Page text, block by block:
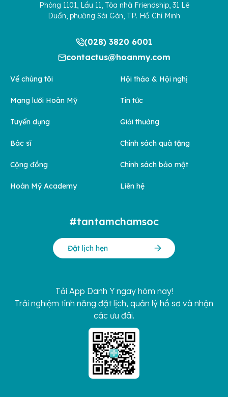
Phòng 1101, Lầu 11, Tòa nhà Friendship, 31 Lê
Duẩn, phường Sài Gòn, TP. Hồ Chí Minh
(028) 3820 6001
contactus@hoanmy.com
Về chúng tôi
Mạng lưới Hoàn Mỹ
Tuyển dụng
Bác sĩ
Cộng đồng
Hoàn Mỹ Academy
Hội thảo & Hội nghị
Tin tức
Giải thưởng
Chính sách quà tặng
Chính sách bảo mật
Liên hệ
#tantamchamsoc
Đặt lịch hẹn
Tải App Danh Y ngay hôm nay!
Trải nghiệm tính năng đặt lịch, quản lý hồ sơ và nhận
các ưu đãi.